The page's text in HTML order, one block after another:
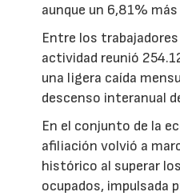
aunque un 6,81%
Entre los
actividad reunió
una ligera caída
descenso interanual
En el conjunto de la
afiliación volvió a
histórico al superar
ocupados, impulsada